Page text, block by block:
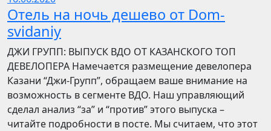
Отель на ночь дешево от Dom-
svidaniy
​​ДЖИ ГРУПП: ВЫПУСК ВДО ОТ КАЗАНСКОГО ТОП
ДЕВЕЛОПЕРА Намечается размещение девелопера
Казани “Джи-Групп”, обращаем ваше внимание на
возможность в сегменте ВДО. Наш управляющий
сделал анализ “за” и “против” этого выпуска –
читайте подробности в посте. Мы считаем, что этот